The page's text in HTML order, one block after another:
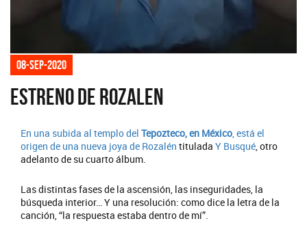
08-sep-2020
Estreno de Rozalen
En una subida al templo del Tepozteco, en México , está el
origen de una nueva joya de Rozalén titulada Y Busqué , otro
adelanto de su cuarto álbum.
Las distintas fases de la ascensión, las inseguridades, la
búsqueda interior… Y una resolución: como dice la letra de la
canción, “la respuesta estaba dentro de mí”.